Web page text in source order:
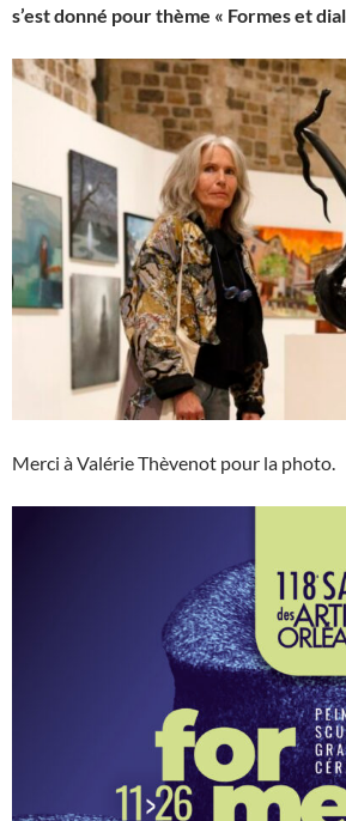
s’est donné pour thème « Formes et
Merci à Valérie Thèvenot pour la photo.